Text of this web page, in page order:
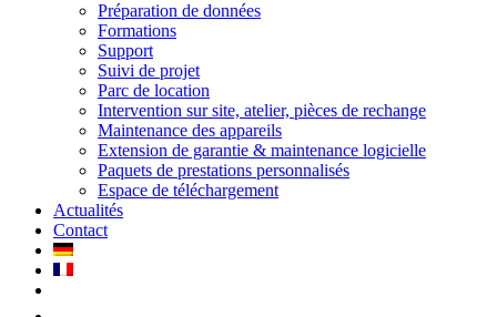
Préparation de données
Formations
Support
Suivi de projet
Parc de location
Intervention sur site, atelier, pièces de rechange
Maintenance des appareils
Extension de garantie & maintenance logicielle
Paquets de prestations personnalisés
Espace de téléchargement
Actualités
Contact